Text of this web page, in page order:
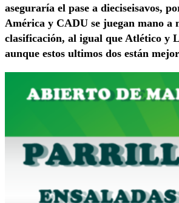
aseguraría el pase a dieciseisavos,
América y CADU se juegan mano a
clasificación, al igual que Atlético y
aunque estos ultimos dos están